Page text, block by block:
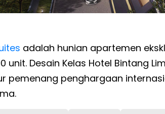
adalah hunian apartemen
Desain Kelas Hotel Bintang
pemenang penghargaan